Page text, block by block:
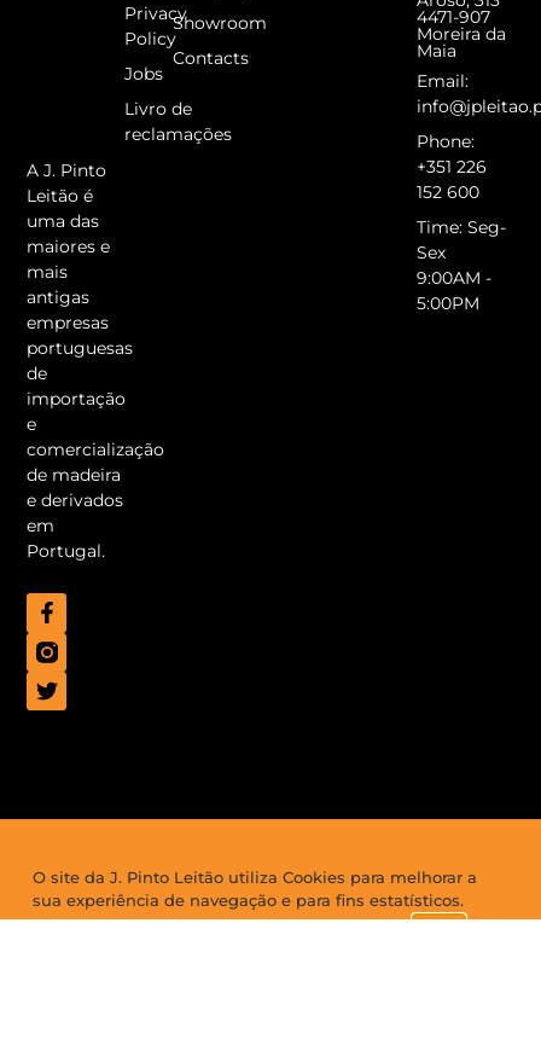
A J. Pinto
Leitão é
uma das
maiores e
mais
antigas
empresas
portuguesas
de
importação
e
comercialização
de madeira
e derivados
em
Portugal.
Showroom
Contacts
Privacy
Policy
Jobs
Livro de
reclamações
4471-907
Moreira da
Maia
Email:
Phone:
+351 226
152 600
Time: Seg-
Sex
9:00AM -
5:00PM
O site da J. Pinto Leitão utiliza Cookies para melhorar a
sua experiência de navegação e para fins estatísticos.